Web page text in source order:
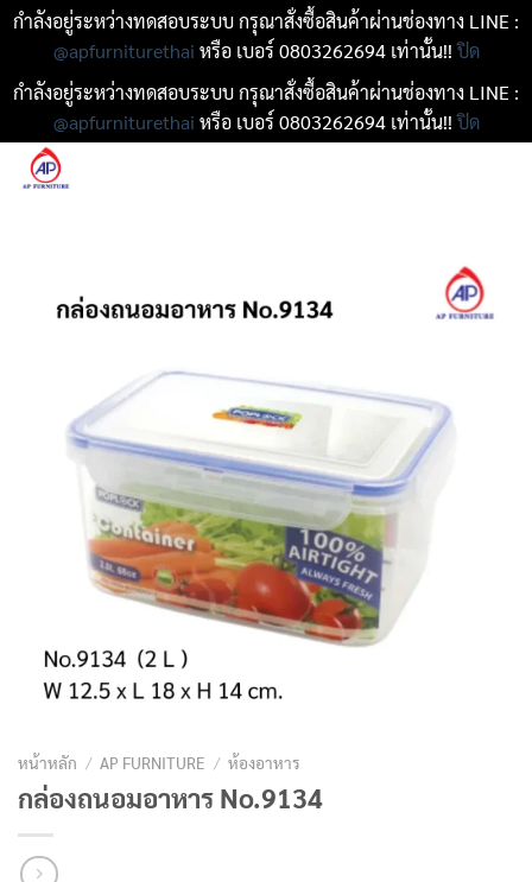
กำลังอยู่ระหว่างทดสอบระบบ กรุณาสั่งซื้อสินค้าผ่านช่องทาง LINE :
@apfurniturethai หรือ เบอร์ 0803262694 เท่านั้น!!ปิด
กำลังอยู่ระหว่างทดสอบระบบ กรุณาสั่งซื้อสินค้าผ่านช่องทาง LINE :
@apfurniturethai หรือ เบอร์ 0803262694 เท่านั้น!!ปิด
ข้าม
หน้าหลัก / AP FURNITURE / ห้องอาหาร
กล่องถนอมอาหาร No.9134